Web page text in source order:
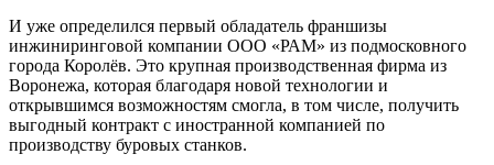
И уже определился первый обладатель франшизы
инжиниринговой компании ООО «РАМ» из подмосковного
города Королёв. Это крупная производственная фирма из
Воронежа, которая благодаря новой технологии и
открывшимся возможностям смогла, в том числе, получить
выгодный контракт с иностранной компанией по
производству буровых станков.